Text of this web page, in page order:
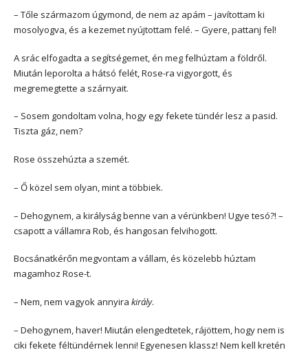
– Tőle származom úgymond, de nem az apám – javítottam ki
mosolyogva, és a kezemet nyújtottam felé. – Gyere, pattanj fel!
A srác elfogadta a segítségemet, én meg felhúztam a földről.
Miután leporolta a hátsó felét, Rose-ra vigyorgott, és
megremegtette a szárnyait.
– Sosem gondoltam volna, hogy egy fekete tündér lesz a pasid.
Tiszta gáz, nem?
Rose összehúzta a szemét.
– Ő közel sem olyan, mint a többiek.
– Dehogynem, a királyság benne van a vérünkben! Ugye tesó?! –
csapott a vállamra Rob, és hangosan felvihogott.
Bocsánatkérőn megvontam a vállam, és közelebb húztam
magamhoz Rose-t.
– Nem, nem vagyok annyira király.
– Dehogynem, haver! Miután elengedtetek, rájöttem, hogy nem is
ciki fekete féltündérnek lenni! Egyenesen klassz! Nem kell kretén